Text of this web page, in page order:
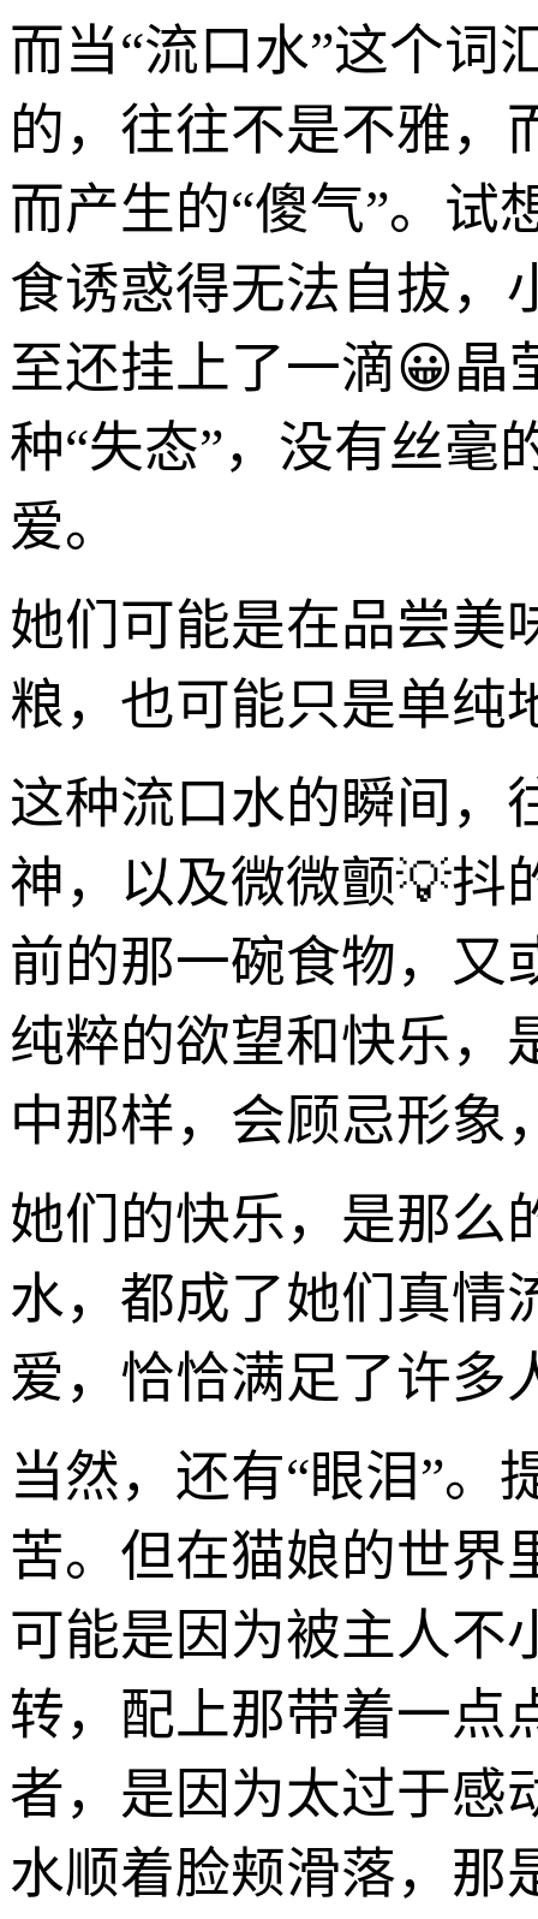
而当“流口水”这个词
的，往往不是不雅，
而产生的“傻气”。试
食诱惑得无法自拔，
至还挂上了一滴😀晶
种“失态”，没有丝毫
爱。
她们可能是在品尝美
粮，也可能只是单纯
这种流口水的瞬间，
神，以及微微颤💡抖
前的那一碗食物，又
纯粹的欲望和快乐，
中那样，会顾忌形象
她们的快乐，是那么
水，都成了她们真情
爱，恰恰满足了许多
当然，还有“眼泪”。
苦。但在猫娘的世界
可能是因为被主人不
转，配上那带着一点
者，是因为太过于感
水顺着脸颊滑落，那